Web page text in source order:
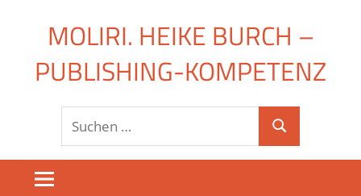
springen
MOLIRI. HEIKE BURCH –
PUBLISHING-KOMPETENZ
Suchen
Suchen